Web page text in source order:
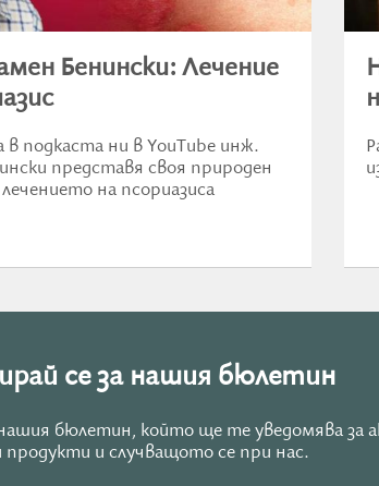
Бенински: Лечение
в подкаста ни в YouTube инж.
представя своя природен
на псориазиса
се за нашия бюлетин
бюлетин, който ще те уведомява за
продукти и случващото се при нас.